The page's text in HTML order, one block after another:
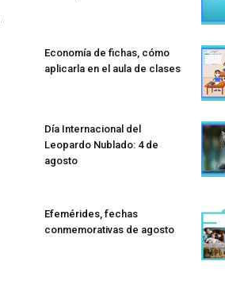
Economía de fichas, cómo
aplicarla en el aula de clases
Día Internacional del
Leopardo Nublado: 4 de
agosto
Efemérides, fechas
conmemorativas de agosto